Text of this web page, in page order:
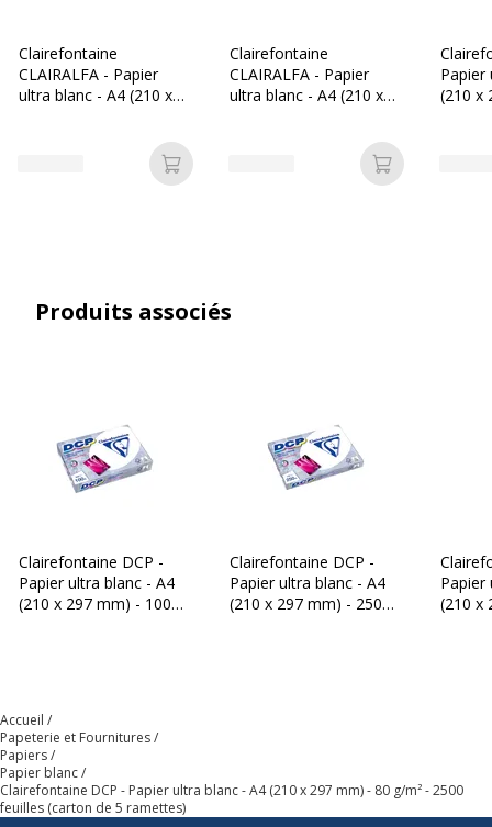
Clairefontaine
CLAIRALFA - Papier
ultra blanc - A4 (210 x
Ajouter au panier
Clairefontaine
CLAIRALFA - Papier
ultra blanc - A4 (210 x
Ajouter au
Papier
(210 x
Produits associés
Clairefontaine DCP -
Papier ultra blanc - A4
(210 x 297 mm) - 100
Clairefontaine DCP -
Papier ultra blanc - A4
(210 x 297 mm) - 250
Papier
(210 x
Accueil
Papeterie et Fournitures
Papiers
Papier blanc
Clairefontaine DCP - Papier ultra blanc - A4 (210 x 297 mm) - 80 g/m² - 2500
feuilles (carton de 5 ramettes)